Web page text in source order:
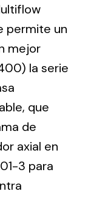
group
for
tipo
permite un
mejor
la serie
que
de
axial en
3 para